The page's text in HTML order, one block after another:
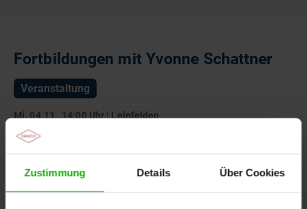
Zustimmung Details Über Cookies
Fortbildungen mit Yvonne Schattner
Veranstaltung
Mi. 04.11., 14:00 Uhr | Leinfelden
Wundversorgung – fachgerecht beraten
der Wundversorgung möchten wir Ihren Arbeitsalltag mit
dieser Fortbildung erleichtern und…